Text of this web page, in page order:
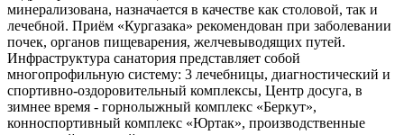
минерализована, назначается в качестве как столовой, так и
лечебной. Приём «Кургазака» рекомендован при заболевании
почек, органов пищеварения, желчевыводящих путей.
Инфраструктура санатория представляет собой
многопрофильную систему: 3 лечебницы, диагностический и
спортивно-оздоровительный комплексы, Центр досуга, в
зимнее время - горнолыжный комплекс «Беркут»,
конноспортивный комплекс «Юртак», производственные